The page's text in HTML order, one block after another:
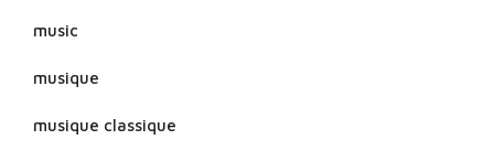
music
musique
musique classique